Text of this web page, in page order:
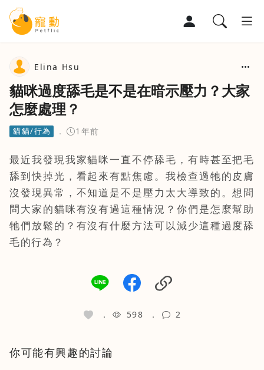
寵物百科
Elina Hsu
貓咪過度舔毛是不是在暗示壓力？大家
怎麼處理？
貓貓/行為 1年前
最近我發現我家貓咪一直不停舔毛，有時甚至把毛
舔到快掉光，看起來有點焦慮。我檢查過牠的皮膚
沒發現異常，不知道是不是壓力太大導致的。想問
問大家的貓咪有沒有過這種情況？你們是怎麼幫助
牠們放鬆的？有沒有什麼方法可以減少這種過度舔
毛的行為？
598 2
你可能有興趣的討論